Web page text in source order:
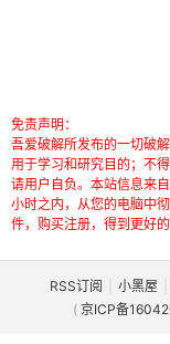
免责声明：
吾爱破解所发布的一切破
用于学习和研究目的；不
请用户自负。本站信息来
小时之内，从您的电脑中
件，购买注册，得到更好
RSS订阅 小黑屋
( 京ICP备